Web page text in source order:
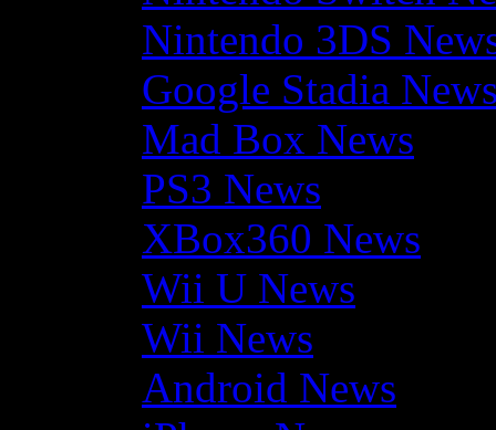
Nintendo 3DS
Google Stadia
Mad Box News
PS3 News
XBox360 News
Wii U News
Wii News
Android News